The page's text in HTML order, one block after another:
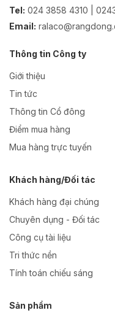
Tel: 024 3858 4310 |
Email:
Thông tin Công ty
Giới thiệu
Tin tức
Thông tin Cổ đông
Điểm mua hàng
Mua hàng trực tuyến
Khách hàng/Đối tác
Khách hàng đại chúng
Chuyên dụng - Đối tác
Công cụ tài liệu
Tri thức nền
Tính toán chiếu sáng
Sản phẩm